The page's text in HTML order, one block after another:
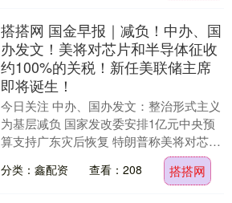
搭搭网 国金早报｜减负！中办、国
办发文！美将对芯片和半导体征收
约100%的关税！新任美联储主席
即将诞生！
今日关注 中办、国办发文：整治形式主义
为基层减负 国家发改委安排1亿元中央预
算支持广东灾后恢复 特朗普称美将对芯片
和半导体征收约100%的关税 美联储主席
任命或....
分类：鑫配资 查看：208 搭搭网